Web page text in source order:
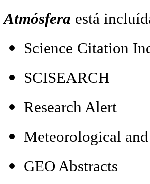
Atmósfera está
Science Citation
SCISEARCH
Research Alert
Meteorological
GEO Abstracts